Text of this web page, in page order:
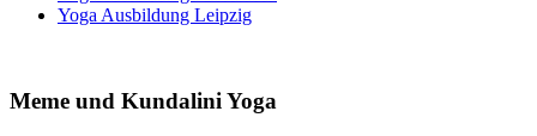
Yoga Ausbildung Leipzig
Meme und Kundalini Yoga